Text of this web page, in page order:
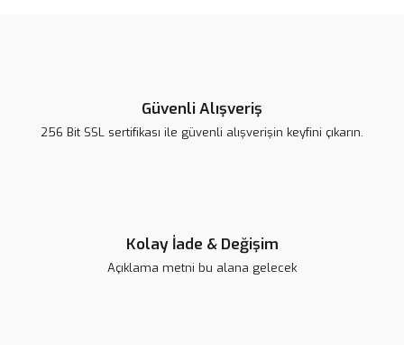
Güvenli Alışveriş
256 Bit SSL sertifikası ile güvenli alışverişin keyfini çıkarın.
Kolay İade & Değişim
Açıklama metni bu alana gelecek